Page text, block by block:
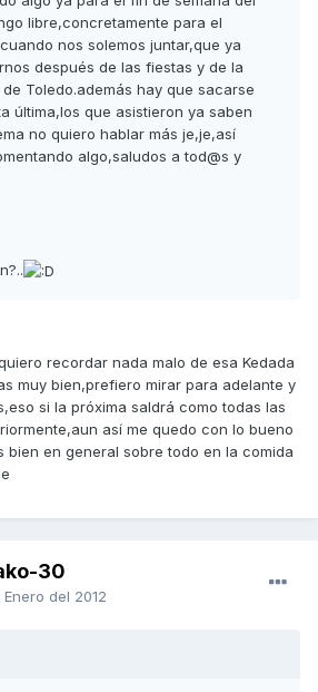
libre,concretamente para el
nos solemos juntar,que ya
después de las fiestas y de la
Toledo.además hay que sacarse
última,los que asistieron ya saben
no quiero hablar más je,je,así
algo,saludos a tod@s y
recordar nada malo de esa Kedada
muy bien,prefiero mirar para adelante y
si la próxima saldrá como todas las
así me quedo con lo bueno
bien en general sobre todo en la comida
30
Enero del 2012